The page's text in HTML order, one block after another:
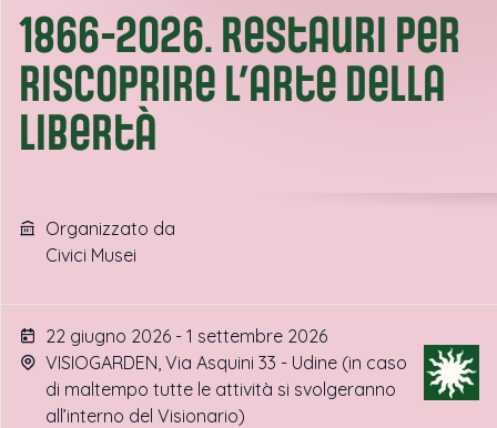
1866-2026. Restauri per
riscoprire l’arte della
libertà
Organizzato da
Civici Musei
22 giugno 2026 - 1 settembre 2026
VISIOGARDEN, Via Asquini 33 - Udine (in caso
di maltempo tutte le attività si svolgeranno
all’interno del Visionario)